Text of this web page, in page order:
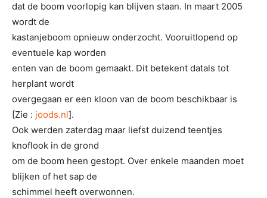
dat de boom voorlopig kan blijven staan. In maart 2005
wordt de
kastanjeboom opnieuw onderzocht. Vooruitlopend op
eventuele kap worden
enten van de boom gemaakt. Dit betekent datals tot
herplant wordt
overgegaan er een kloon van de boom beschikbaar is
[Zie : joods.nl].
Ook werden zaterdag maar liefst duizend teentjes
knoflook in de grond
om de boom heen gestopt. Over enkele maanden moet
blijken of het sap de
schimmel heeft overwonnen.